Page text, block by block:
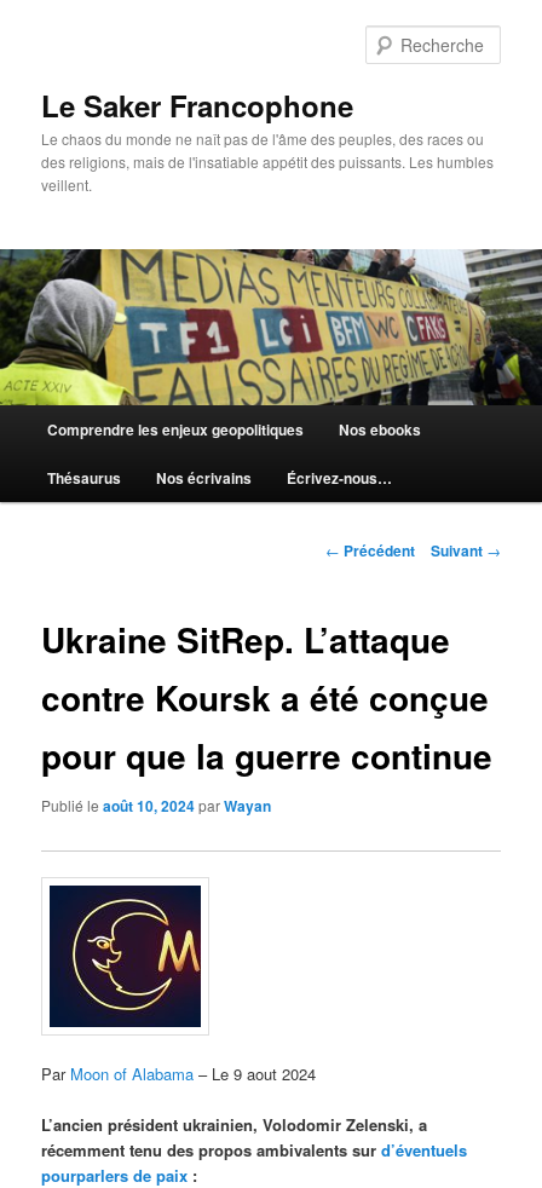
Le Saker Francophone
Le chaos du monde ne naît pas de l'âme des peuples, des races ou
des religions, mais de l'insatiable appétit des puissants. Les humbles
veillent.
Comprendre les enjeux geopolitiques Nos ebooks
Thésaurus Nos écrivains Écrivez-nous…
Navigation
← Précédent Suivant →
Ukraine SitRep. L’attaque
contre Koursk a été conçue
pour que la guerre continue
Publié leaoût 10, 2024parWayan
Par Moon of Alabama – Le 9 aout 2024
L’ancien président ukrainien, Volodomir Zelenski, a
récemment tenu des propos ambivalents surd’éventuels
pourparlers de paix :